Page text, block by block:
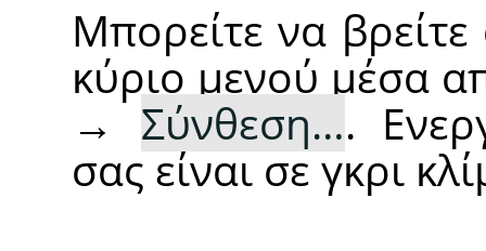
Μπορείτε να
κύριο μενού μέσα
→ Σύνθεση….
σας είναι σε γκρι